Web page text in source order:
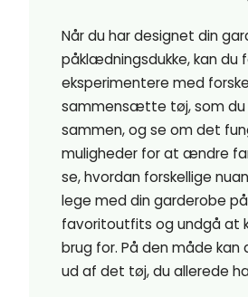
Når du har designet din
påklædningsdukke, kan du
eksperimentere med
sammensætte tøj, som du
sammen, og se om det
muligheder for at ændre
se, hvordan forskellige
lege med din garderobe
favoritoutfits og undgå at
brug for. På den måde
ud af det tøj, du allerede